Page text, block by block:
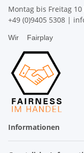
Montag bis Freitag
+49 (0)9405 5308 |
Wir Fairplay
Informationen